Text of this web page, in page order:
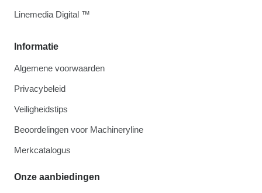
Informatie
Algemene voorwaarden
Privacybeleid
Veiligheidstips
Beoordelingen voor Machineryline
Merkcatalogus
Onze aanbiedingen
Linemedia Digital ™